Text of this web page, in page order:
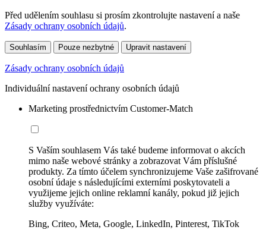
Před udělením souhlasu si prosím zkontrolujte nastavení a naše
Zásady ochrany osobních údajů.
Souhlasím Pouze nezbytné Upravit nastavení
Zásady ochrany osobních údajů
Individuální nastavení ochrany osobních údajů
Marketing prostřednictvím Customer-Match
S Vaším souhlasem Vás také budeme informovat o akcích
mimo naše webové stránky a zobrazovat Vám příslušné
produkty. Za tímto účelem synchronizujeme Vaše zašifrované
osobní údaje s následujícími externími poskytovateli a
využijeme jejich online reklamní kanály, pokud již jejich
služby využíváte:
Bing, Criteo, Meta, Google, LinkedIn, Pinterest, TikTok